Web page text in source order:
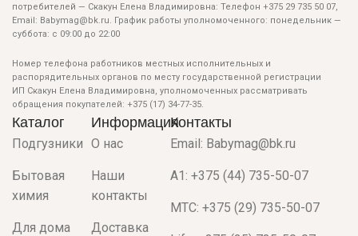
потребителей — Скакун Елена Владимировна: Телефон +375 29 735 50 07,
Email: Babymag@bk.ru. График работы уполномоченного: понедельник —
суббота: с 09:00 до 22:00
Номер телефона работников местных исполнительных и
распорядительных органов по месту государственной регистрации
ИП Скакун Елена Владимировна, уполномоченных рассматривать
обращения покупателей: +375 (17) 34-77-35.
Каталог
Подгузники
Бытовая
химия
Для дома
Информация
О нас
Наши
контакты
Доставка
Контакты
Email: Babymag@bk.ru
A1: +375 (44) 735-50-07
МТС: +375 (29) 735-50-07